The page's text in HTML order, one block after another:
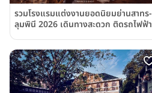
รวมโรงแรมแต่งงานยอดนิยมย่านสาทร-
ลุมพินี 2026 เดินทางสะดวก ติดรถไฟฟ้า